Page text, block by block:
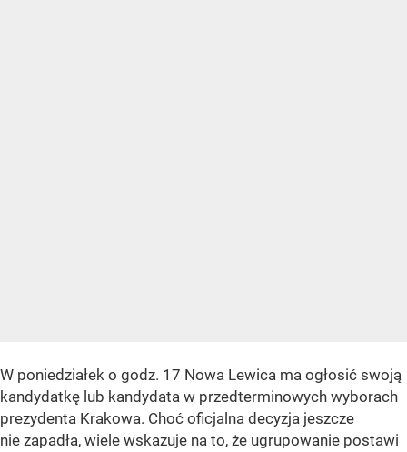
W poniedziałek o godz. 17 Nowa Lewica ma ogłosić swoją
kandydatkę lub kandydata w przedterminowych wyborach
prezydenta Krakowa. Choć oficjalna decyzja jeszcze
nie zapadła, wiele wskazuje na to, że ugrupowanie postawi